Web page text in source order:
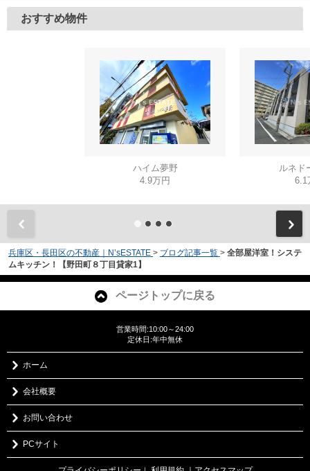
おすすめ物件
ハイム夢野
4.9万円
ルネド
6.1
兵庫区・長田区の不動産｜N’sESTATE > ブログ記事一覧 > 全部屋洋室！システ
ムキッチン！【野田町８丁目貸家1】
ページトップに戻る
営業時間:10:00～24:00
定休日:年中無休
ホーム
会社概要
お問い合わせ
PCサイト